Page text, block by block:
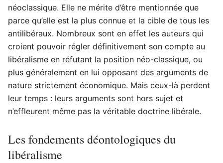
néoclassique. Elle ne mérite d’être mentionnée que
parce qu’elle est la plus connue et la cible de tous les
antilibéraux. Nombreux sont en effet les auteurs qui
croient pouvoir régler définitivement son compte au
libéralisme en réfutant la position néo-classique, ou
plus généralement en lui opposant des arguments de
nature strictement économique. Mais ceux-là perdent
leur temps : leurs arguments sont hors sujet et
n’effleurent même pas la véritable doctrine libérale.
Les fondements déontologiques du
libéralisme